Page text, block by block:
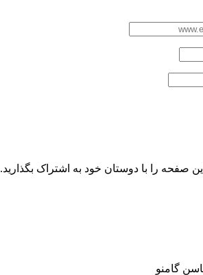
صفحه را با دوستان خود به اشتراک بگذارید.
گامنو